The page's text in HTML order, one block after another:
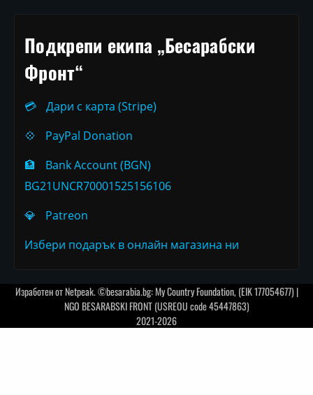
Подкрепи екипа „Бесарабски
Фронт“
💳
Дари с карта (Stripe)
💠
PayPal Donation
🏦
Bank Account (BGN)
BG21UNCR70001525156106
💎
Patreon
Избери подарък в онлайн магазина ни
Изработен отNetpeak. ©besarabia.bg: My Country Foundation, (EIK 177054677) |
NGO BESARABSKI FRONT (USREOU code 45447863)
2021-2026